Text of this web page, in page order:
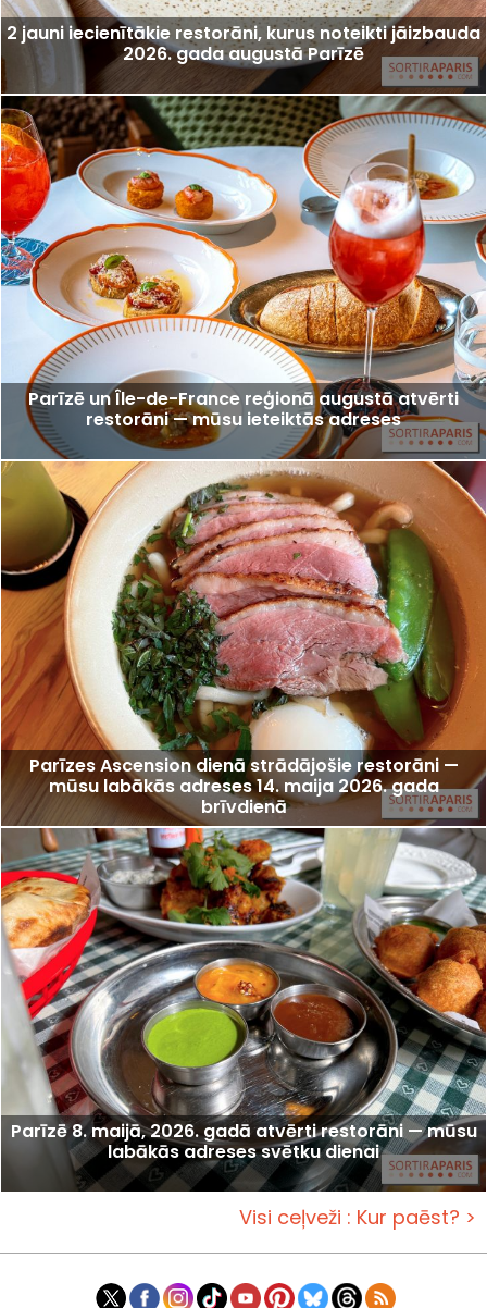
2 jauni iecienītākie restorāni, kurus noteikti jāizbauda
2026. gada augustā Parīzē
Parīzē un Île-de-France reģionā augustā atvērti
restorāni — mūsu ieteiktās adreses
Parīzes Ascension dienā strādājošie restorāni —
mūsu labākās adreses 14. maija 2026. gada
brīvdienā
Parīzē 8. maijā, 2026. gadā atvērti restorāni — mūsu
labākās adreses svētku dienai
Visi ceļveži : Kur paēst? >